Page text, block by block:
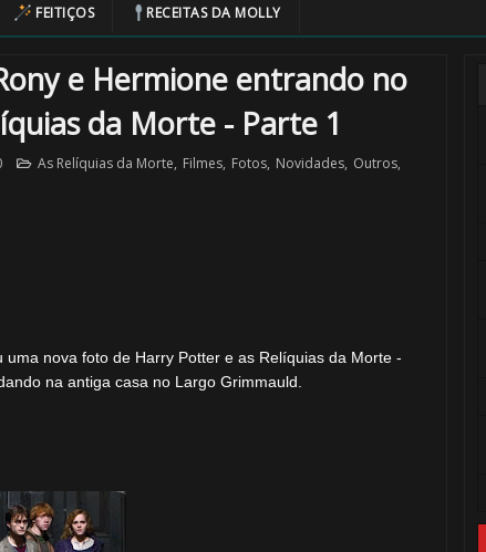
FEITIÇOS RECEITAS DA MOLLY
e Hermione entrando no
da Morte - Parte 1
As Relíquias da Morte, Filmes, Fotos, Novidades, Outros,
nova foto de Harry Potter e as Relíquias da Morte -
na antiga casa no Largo Grimmauld.
🎂